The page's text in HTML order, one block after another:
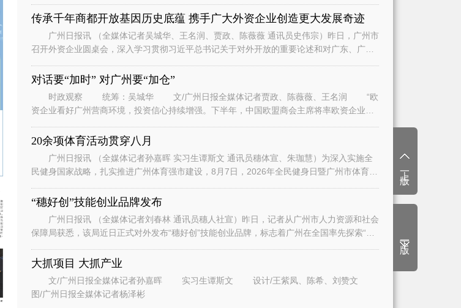
传承千年商都开放基因历史底蕴 携手广大外资企业创造更大发展奇迹
广州日报讯 （全媒体记者吴城华、王名润、贾政、陈薇薇 通讯员史伟宗）昨日，广州市
召开外资企业圆桌会，深入学习贯彻习近平总书记关于对外开放的重要论述和对广东、广州
对话要“加时” 对广州要“加仓”
时政观察 统筹：吴城华 文/广州日报全媒体记者贾政、陈薇薇、王名润 “欧
资企业看好广州营商环境，投资信心持续增强。下半年，中国欧盟商会主席将率欧资企业代
20余项体育活动贯穿八月
广州日报讯 （全媒体记者孙嘉晖 实习生谭斯文 通讯员穗体宣、朱珈慧）为深入实施全
民健身国家战略，扎实推进广州体育强市建设，8月7日，2026年全民健身日暨广州市体育
“穗好创”技能创业品牌发布
广州日报讯 （全媒体记者刘春林 通讯员穗人社宣）昨日，记者从广州市人力资源和社会
保障局获悉，该局近日正式对外发布“穗好创”技能创业品牌，标志着广州在全国率先探索“技
大抓项目 大抓产业
文/广州日报全媒体记者孙嘉晖 实习生谭斯文 设计/王紫凤、陈希、刘赞文
图/广州日报全媒体记者杨泽彬